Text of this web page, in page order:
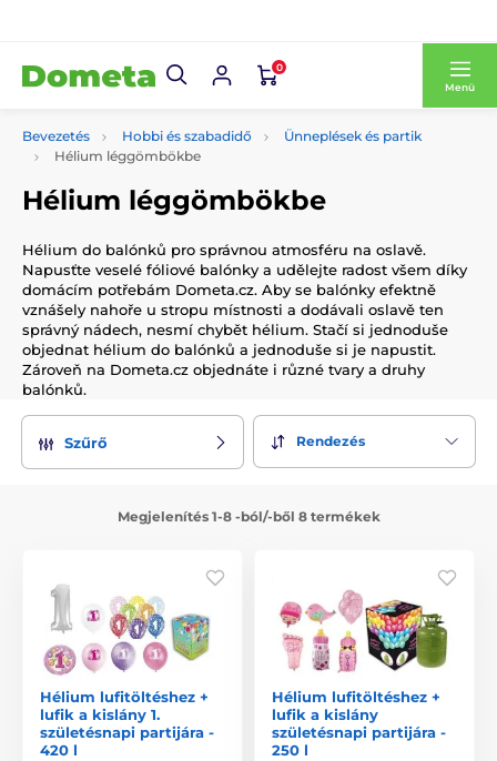
0
Menü
Bevezetés Hobbi és szabadidő
Ünneplések és partik
Hélium léggömbökbe
Hélium léggömbökbe
Hélium do balónků pro správnou atmosféru na oslavě.
Napusťte veselé fóliové balónky a udělejte radost všem díky
domácím potřebám Dometa.cz. Aby se balónky efektně
vznášely nahoře u stropu místnosti a dodávali oslavě ten
správný nádech, nesmí chybět hélium. Stačí si jednoduše
objednat hélium do balónků a jednoduše si je napustit.
Zároveň na Dometa.cz objednáte i různé tvary a druhy
balónků.
Szűrő Rendezés
Megjelenítés 1-8 -ból/-ből 8 termékek
Hélium lufitöltéshez +
lufik a kislány 1.
születésnapi partijára -
420 l
Hélium lufitöltéshez +
lufik a kislány
születésnapi partijára -
250 l